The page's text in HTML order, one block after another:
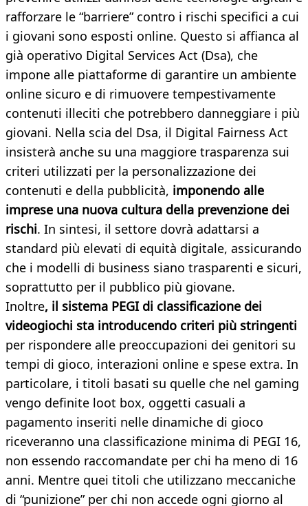
rafforzare le “barriere” contro i rischi specifici a cui
i giovani sono esposti online. Questo si affianca al
già operativo Digital Services Act (Dsa), che
impone alle piattaforme di garantire un ambiente
online sicuro e di rimuovere tempestivamente
contenuti illeciti che potrebbero danneggiare i più
giovani. Nella scia del Dsa, il Digital Fairness Act
insisterà anche su una maggiore trasparenza sui
criteri utilizzati per la personalizzazione dei
contenuti e della pubblicità, imponendo alle
imprese una nuova cultura della prevenzione dei
rischi. In sintesi, il settore dovrà adattarsi a
standard più elevati di equità digitale, assicurando
che i modelli di business siano trasparenti e sicuri,
soprattutto per il pubblico più giovane.
Inoltre, il sistema PEGI di classificazione dei
videogiochi sta introducendo criteri più stringenti
per rispondere alle preoccupazioni dei genitori su
tempi di gioco, interazioni online e spese extra. In
particolare, i titoli basati su quelle che nel gaming
vengo definite loot box, oggetti casuali a
pagamento inseriti nelle dinamiche di gioco
riceveranno una classificazione minima di PEGI 16,
non essendo raccomandate per chi ha meno di 16
anni. Mentre quei titoli che utilizzano meccaniche
di “punizione” per chi non accede ogni giorno al